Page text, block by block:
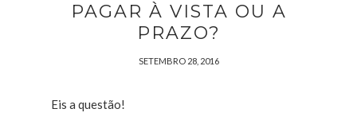
PAGAR À VISTA OU A
PRAZO?
SETEMBRO 28, 2016
Eis a questão!